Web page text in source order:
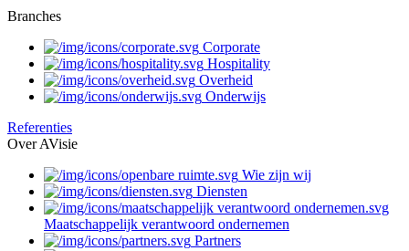
Branches
Corporate
Hospitality
Overheid
Onderwijs
Referenties
Over AVisie
Wie zijn wij
Diensten
Maatschappelijk verantwoord ondernemen
Partners